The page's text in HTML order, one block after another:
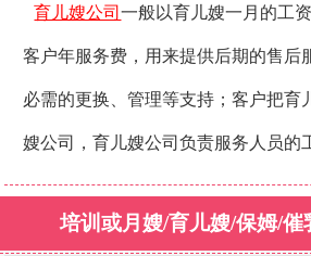
育儿嫂公司一般以育儿嫂一月的工
客户年服务费，用来提供后期的售后
必需的更换、管理等支持；客户把育
嫂公司，育儿嫂公司负责服务人员的
培训或月嫂/育儿嫂/保姆/催